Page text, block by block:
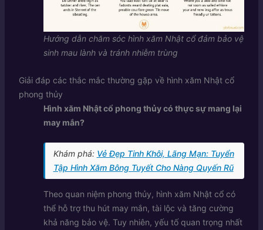
Hướng dẫn chăm sóc hình xăm Nhật cổ đảm bảo vệ
sinh mau lành và tránh nhiễm trùng
Giải đáp các thắc mắc thường gặp về hình xăm Nhật cổ
phong thủy
Hình xăm Nhật cổ phong thủy có thực sự mang lại
may mắn?
Khám phá: Vẻ Đẹp Tinh Khôi, Lãng Mạn: Tuyển
Tập Hình Xăm Bông Tuyết Cho Nàng Quyến Rũ
Theo quan niệm phong thủy, hình xăm Nhật cổ có
thể hỗ trợ thu hút may mắn, tài lộc và tăng cường
khả năng bảo vệ. Tuy nhiên, yếu tố quan trọng nhất